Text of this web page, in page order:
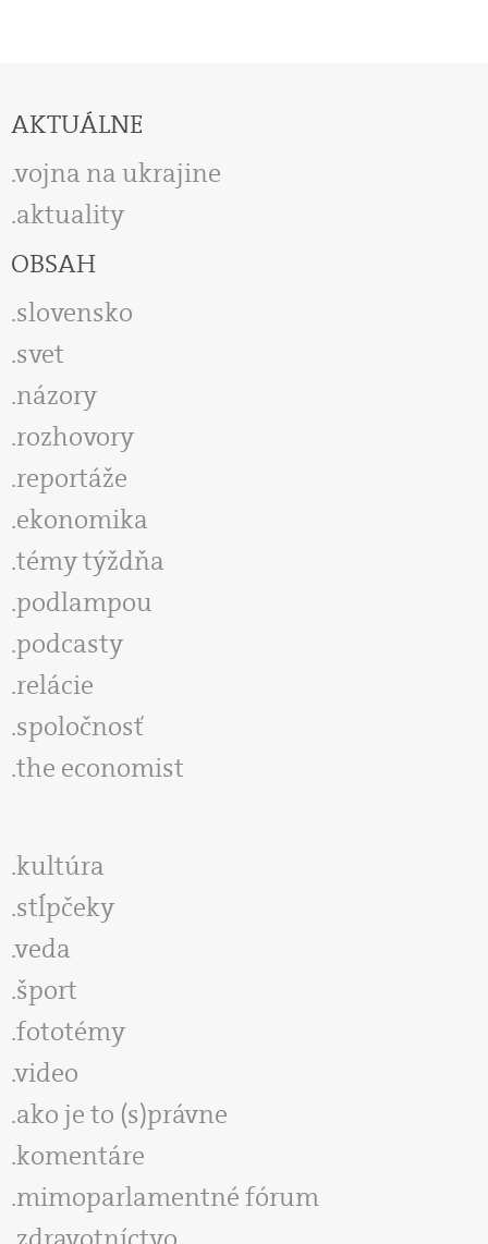
AKTUÁLNE
vojna na ukrajine
aktuality
OBSAH
slovensko
svet
názory
rozhovory
reportáže
ekonomika
témy týždňa
podlampou
podcasty
relácie
spoločnosť
the economist
kultúra
stĺpčeky
veda
šport
fototémy
video
ako je to (s)právne
komentáre
mimoparlamentné fórum